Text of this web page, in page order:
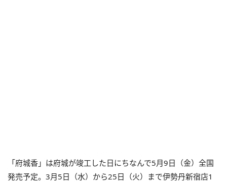
「府城香」は府城が竣工した日にちなんで5月9日（金）全国
発売予定。3月5日（水）から25日（火）まで伊勢丹新宿店1